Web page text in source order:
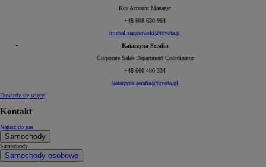
Key Account Manager
+48 608 630 964
michal.saganowski@toyota.pl
Katarzyna Serafin
Corporate Sales Department Coordinator
+48 660 480 334
katarzyna.serafin@toyota.pl
Dowiedz się więcej
Kontakt
Napisz do nas
Samochody
Samochody
Samochody osobowe